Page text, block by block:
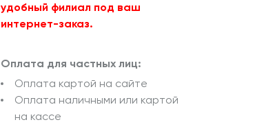
удобный филиал под ваш
интернет-заказ.
Оплата для частных лиц:
Оплата картой на сайте
Оплата наличными или картой
на кассе